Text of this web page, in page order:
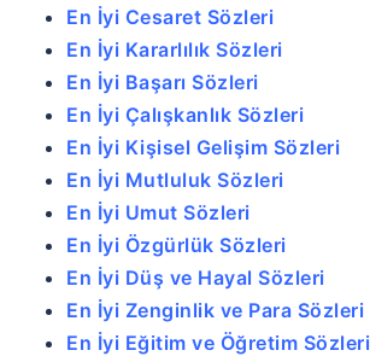
En İyi Cesaret Sözleri
En İyi Kararlılık Sözleri
En İyi Başarı Sözleri
En İyi Çalışkanlık Sözleri
En İyi Kişisel Gelişim Sözleri
En İyi Mutluluk Sözleri
En İyi Umut Sözleri
En İyi Özgürlük Sözleri
En İyi Düş ve Hayal Sözleri
En İyi Zenginlik ve Para Sözleri
En İyi Eğitim ve Öğretim Sözleri